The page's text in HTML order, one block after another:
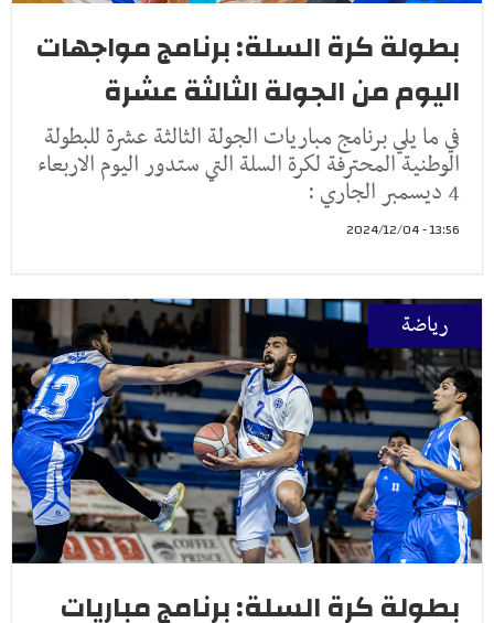
بطولة كرة السلة: برنامج مواجهات
اليوم من الجولة الثالثة عشرة
في ما يلي برنامج مباريات الجولة الثالثة عشرة للبطولة
الوطنية المحترفة لكرة السلة التي ستدور اليوم الاربعاء
4 ديسمبر الجاري :
13:56 - 2024/12/04
رياضة
بطولة كرة السلة: برنامج مباريات